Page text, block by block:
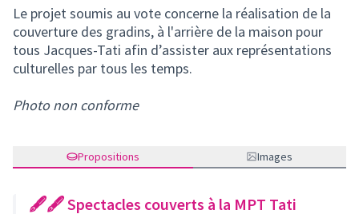
Le projet soumis au vote concerne la réalisation de la
couverture des gradins, à l'arrière de la maison pour
tous Jacques-Tati afin d’assister aux représentations
culturelles par tous les temps.
Photo non conforme
Propositions Images
🖋🖋 Spectacles couverts à la MPT Tati